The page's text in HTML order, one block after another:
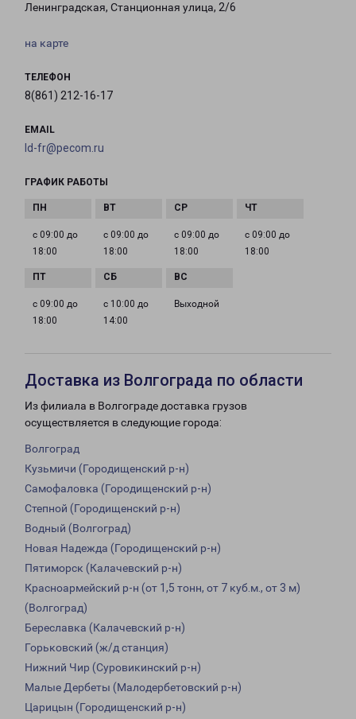
Ленинградская, Станционная улица, 2/6
на карте
ТЕЛЕФОН
8(861) 212-16-17
EMAIL
ld-fr@pecom.ru
ГРАФИК РАБОТЫ
с 09:00 до
18:00
с 09:00 до
18:00
с 09:00 до
18:00
с 09:00 до
18:00
с 09:00 до
18:00
с 10:00 до
14:00
Выходной
Доставка из Волгограда по области
Из филиала в Волгограде доставка грузов
осуществляется в следующие города:
Волгоград
Кузьмичи (Городищенский р-н)
Самофаловка (Городищенский р-н)
Степной (Городищенский р-н)
Водный (Волгоград)
Новая Надежда (Городищенский р-н)
Пятиморск (Калачевский р-н)
Красноармейский р-н (от 1,5 тонн, от 7 куб.м., от 3 м)
(Волгоград)
Береславка (Калачевский р-н)
Горьковский (ж/д станция)
Нижний Чир (Суровикинский р-н)
Малые Дербеты (Малодербетовский р-н)
Царицын (Городищенский р-н)